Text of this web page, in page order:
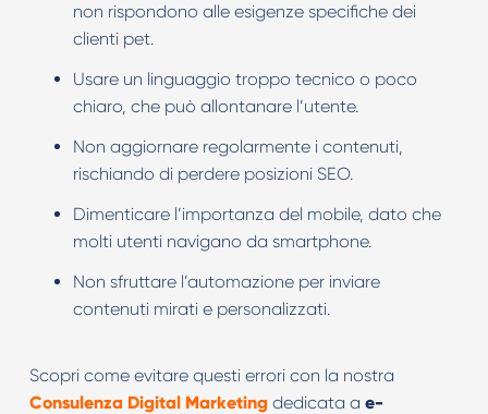
non rispondono alle esigenze specifiche dei
clienti pet.
Usare un linguaggio troppo tecnico o poco
chiaro, che può allontanare l’utente.
Non aggiornare regolarmente i contenuti,
rischiando di perdere posizioni SEO.
Dimenticare l’importanza del mobile, dato che
molti utenti navigano da smartphone.
Non sfruttare l’automazione per inviare
contenuti mirati e personalizzati.
Scopri come evitare questi errori con la nostra
Consulenza Digital Marketing dedicata a e-